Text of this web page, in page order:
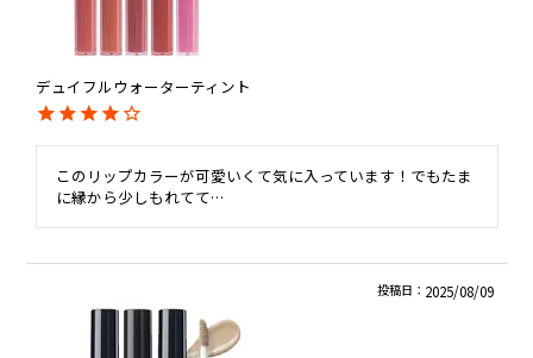
デュイフルウォーターティント
このリップカラーが可愛いくて気に入っています！でもたま
に縁から少しもれてて…
投稿日 2025/08/09